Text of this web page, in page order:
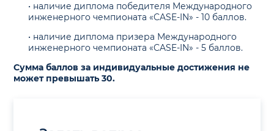
• наличие диплома победителя Международного
инженерного чемпионата «CASE-IN» - 10 баллов.
• наличие диплома призера Международного
инженерного чемпионата «CASE-IN» - 5 баллов.
Сумма баллов за индивидуальные достижения не
может превышать 30.